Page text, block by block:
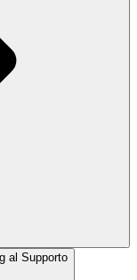
al Supporto